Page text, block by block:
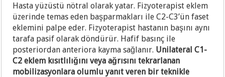
Hasta yüzüstü nötral olarak yatar. Fizyoterapist eklem
üzerinde temas eden başparmakları ile C2-C3’ün faset
eklemini palpe eder. Fizyoterapist hastanın başını aynı
tarafa pasif olarak döndürür. Hafif basınç ile
posteriordan anteriora kayma sağlanır. Unilateral C1-
C2 eklem kısıtlılığını veya ağrısını tekrarlanan
mobilizasyonlara olumlu yanıt veren bir teknikle